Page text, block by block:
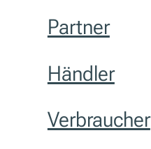
Partner
Händler
Verbraucher